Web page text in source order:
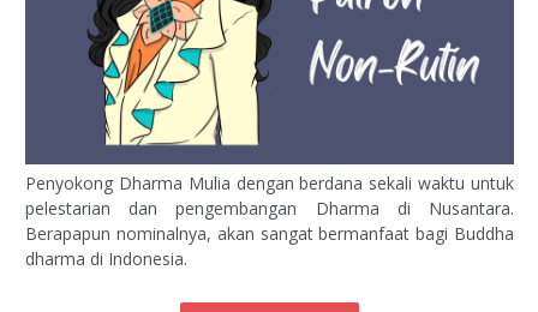
Penyokong Dharma Mulia dengan berdana sekali waktu untuk
pelestarian dan pengembangan Dharma di Nusantara.
Berapapun nominalnya, akan sangat bermanfaat bagi Buddha
dharma di Indonesia.